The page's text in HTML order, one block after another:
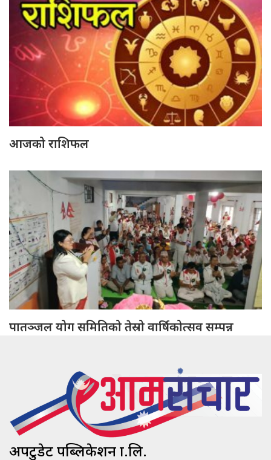
आजको राशिफल
पातञ्जल योग समितिको तेस्रो वार्षिकोत्सव सम्पन्न
अपटुडेट पब्लिकेशन प्रा.लि.